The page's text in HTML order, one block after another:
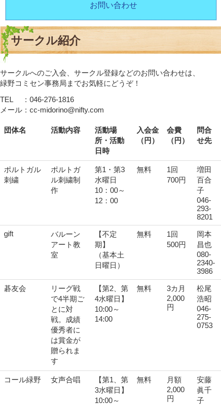
お問い合わせ
サークル紹介
サークルへのご入会、サークル登録などのお問い合わせは、
緑野コミセン事務局までお気軽にどうぞ！
TEL ：046-276-1816
メール：cc-midorino@nifty.com
団体名 活動内容
活動場
所・活動
日時
入会金
（円）
会費
（円）
問合
せ先
ポルトガル
刺繍
ポルトガ
ル刺繍制
作
第1・第3
水曜日
10：00～
12：00
無料
1回
700円
増田
百合
子
046-
293-
8201
gift
バルーン
アート教
室
【不定
期】
（基本土
日曜日）
無料
1回
500円
岡本
昌也
080-
2340-
3986
碁友会
リーグ戦
で4半期ご
とに対
戦。成績
優秀者に
は賞金が
贈られま
す
【第2、第
4水曜日】
10:00～
14:00
無料
3カ月
2,000
円
松尾
浩昭
046-
275-
0753
コール緑野 女声合唱
【第1、第
3水曜日】
10:00～
無料
月額
2,000
円
安藤
眞千
子